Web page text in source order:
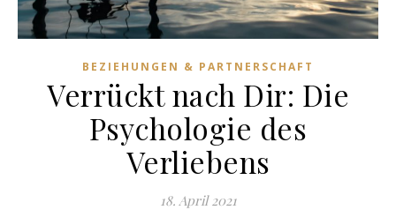
BEZIEHUNGEN & PARTNERSCHAFT
Verrückt nach Dir: Die
Psychologie des
Verliebens
18. April 2021